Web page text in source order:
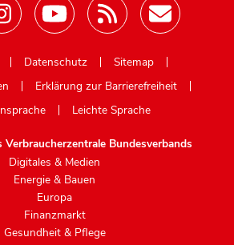
Datenschutz
Sitemap
Erklärung zur Barrierefreiheit
Leichte Sprache
Bundesverbands
Digitales & Medien
Energie & Bauen
Europa
Finanzmarkt
Gesundheit & Pflege